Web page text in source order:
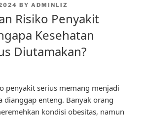
BY ADMINLIZ
Risiko Penyakit
Kesehatan
Diutamakan?
penyakit serius memang menjadi
dianggap enteng. Banyak orang
kondisi obesitas, namun